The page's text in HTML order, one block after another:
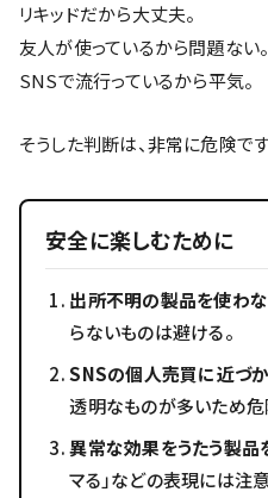
リキッドだから大丈夫。
友人が使っているから問題ない。
SNSで流行っているから平気。
そうした判断は、非常に危険です
安全に楽しむために
出所不明の製品を使わな
らないものは避ける。
SNSの個人売買に近づ
透明なものが多いため危
異常な効果をうたう製品
マる」などの表現には注意